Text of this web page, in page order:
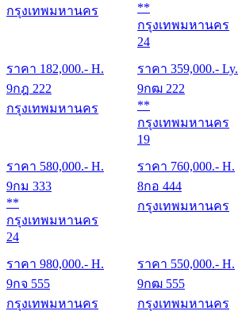
กรุงเทพมหานคร
ราคา 182,000.- H.
**
กรุงเทพมหานคร
24
ราคา 359,000.- Ly.
9กฎ 222
กรุงเทพมหานคร
ราคา 580,000.- H.
9กฒ 222
**
กรุงเทพมหานคร
19
ราคา 760,000.- H.
9กม 333
**
กรุงเทพมหานคร
24
ราคา 980,000.- H.
8กอ 444
กรุงเทพมหานคร
ราคา 550,000.- H.
9กจ 555
กรุงเทพมหานคร
9กฒ 555
กรุงเทพมหานคร